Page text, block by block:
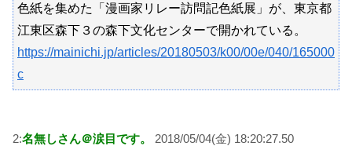
色紙を集めた「漫画家リレー訪問記色紙展」が、東京都
江東区森下３の森下文化センターで開かれている。
https://mainichi.jp/articles/20180503/k00/00e/040/165000
c
2:名無しさん＠涙目です。
2018/05/04(金) 18:20:27.50